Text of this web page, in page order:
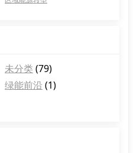
未分类(79)
绿能前沿 (1)